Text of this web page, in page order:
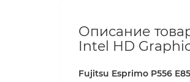
Описание
Intel HD
Fujitsu Esprimo P556